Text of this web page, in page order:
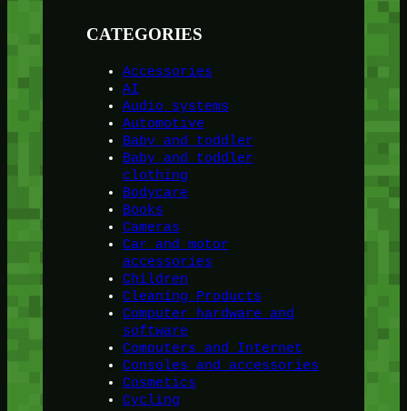
CATEGORIES
Accessories
AI
Audio systems
Automotive
Baby and toddler
Baby and toddler
clothing
Bodycare
Books
Cameras
Car and motor
accessories
Children
Cleaning Products
Computer hardware and
software
Computers and Internet
Consoles and accessories
Cosmetics
Cycling